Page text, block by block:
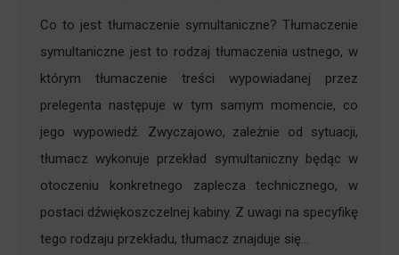
Co to jest tłumaczenie symultaniczne? Tłumaczenie
symultaniczne jest to rodzaj tłumaczenia ustnego, w
którym tłumaczenie treści wypowiadanej przez
prelegenta następuje w tym samym momencie, co
jego wypowiedź. Zwyczajowo, zależnie od sytuacji,
tłumacz wykonuje przekład symultaniczny będąc w
otoczeniu konkretnego zaplecza technicznego, w
postaci dźwiękoszczelnej kabiny. Z uwagi na specyfikę
tego rodzaju przekładu, tłumacz znajduje się…